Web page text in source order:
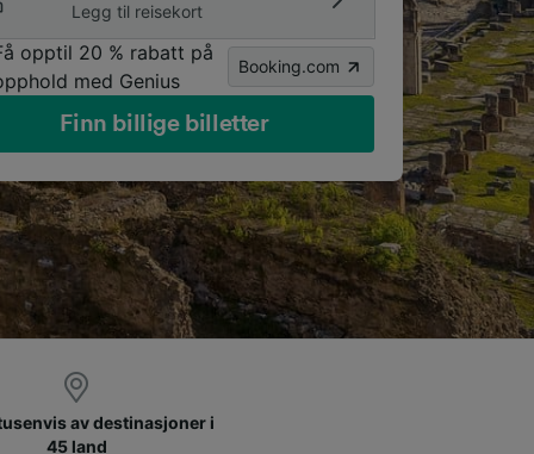
Legg til reisekort
opptil 20 % rabatt på
med Genius
Booking.com
Finn billige billetter
av destinasjoner i
45 land